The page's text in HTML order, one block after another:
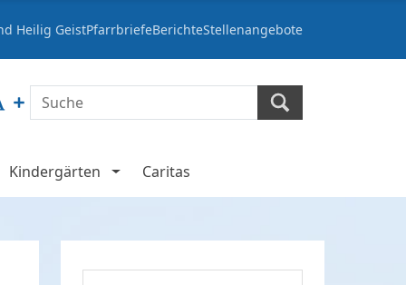
Heilig GeistPfarrbriefeBerichteStellenangebote
Kindergärten Caritas